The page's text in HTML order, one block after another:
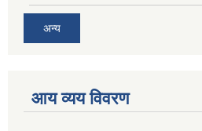
अन्य
आय व्यय विवरण